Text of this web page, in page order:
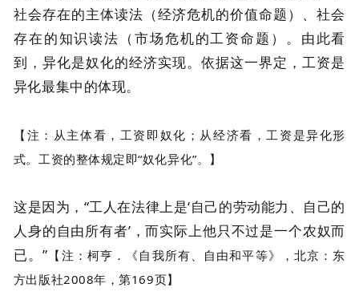
社会存在的主体读法（经济危机的价值命题）、社会
存在的知识读法（市场危机的工资命题）。由此看
到，异化是奴化的经济实现。依据这一界定，工资是
异化最集中的体现。
【注：从主体看，工资即奴化；从经济看，工资是异化形
式。工资的整体规定即“奴化异化”。】
这是因为，“工人在法律上是‘自己的劳动能力、自己的
人身的自由所有者’，而实际上他只不过是一个农奴而
已。” 【注：柯亨．《自我所有、自由和平等》，北京：东
方出版社2008年，第169页】